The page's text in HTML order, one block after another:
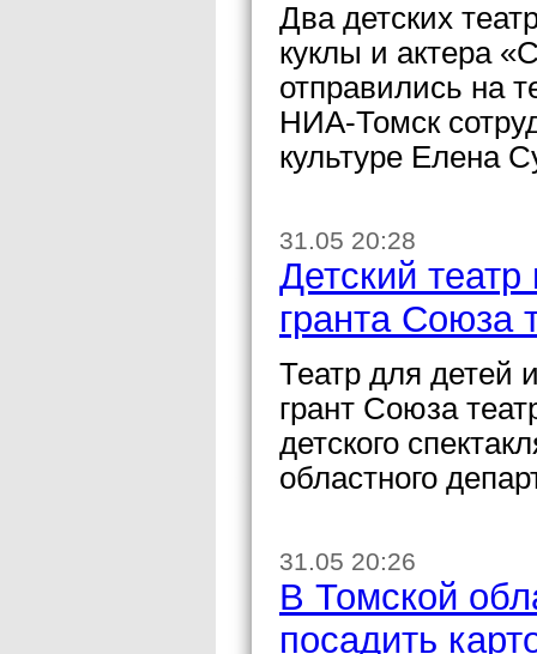
Два детских
куклы и актера
отправились на
НИА-Томск
культуре Елена
31.05 20:28
Детский
гранта Союза
Театр для детей
грант Союза
детского
областного
31.05 20:26
В Томской
посадить